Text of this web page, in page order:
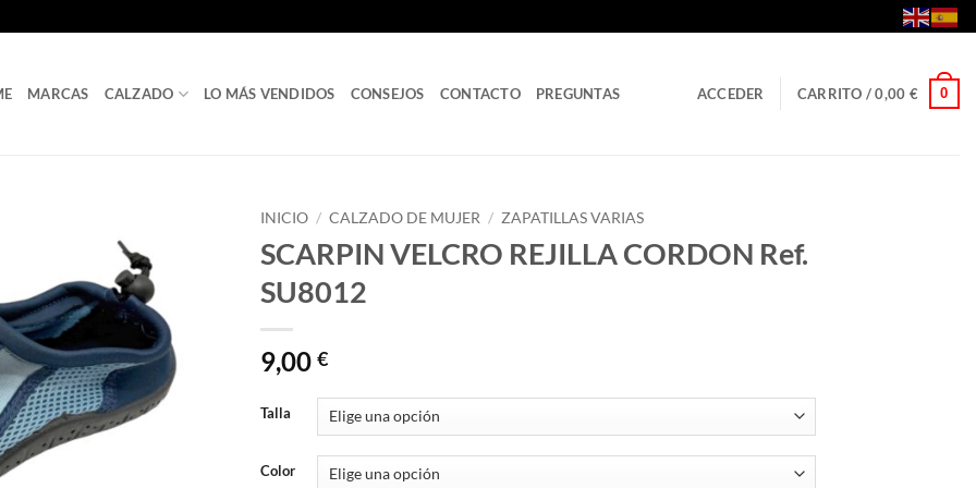
MARCAS CALZADO LO MÁS VENDIDOS CONSEJOS CONTACTO PREGUNTAS ACCEDER CARRITO /0,00 € 0
INICIO / CALZADO DE MUJER / ZAPATILLAS VARIAS
SCARPIN VELCRO REJILLA CORDON Ref.
SU8012
9,00 €
Talla
Color